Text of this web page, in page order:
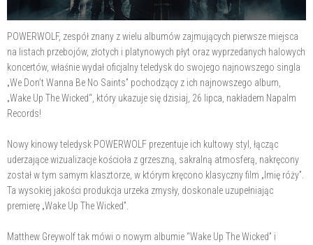
POWERWOLF, zespół znany z wielu albumów zajmujących pierwsze miejsca
na listach przebojów, złotych i platynowych płyt oraz wyprzedanych halowych
koncertów, właśnie wydał oficjalny teledysk do swojego najnowszego singla
„We Don’t Wanna Be No Saints” pochodzący z ich najnowszego album,
„Wake Up The Wicked“, który ukazuje się dzisiaj, 26 lipca, nakładem Napalm
Records!
Nowy kinowy teledysk POWERWOLF prezentuje ich kultowy styl, łącząc
uderzające wizualizacje kościoła z grzeszną, sakralną atmosferą, nakręcony
został w tym samym klasztorze, w którym kręcono klasyczny film „Imię róży”.
Ta wysokiej jakości produkcja urzeka zmysły, doskonale uzupełniając
premierę „Wake Up The Wicked”.
Matthew Greywolf tak mówi o nowym albumie “Wake Up The Wicked” i